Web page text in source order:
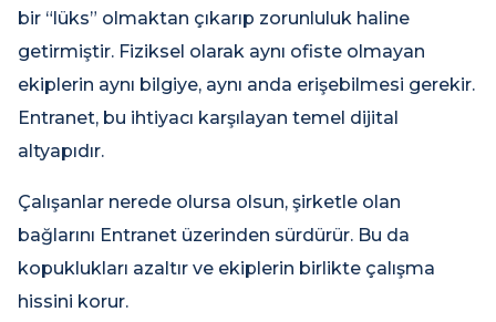
bir “lüks” olmaktan çıkarıp zorunluluk haline
getirmiştir. Fiziksel olarak aynı ofiste olmayan
ekiplerin aynı bilgiye, aynı anda erişebilmesi gerekir.
Entranet, bu ihtiyacı karşılayan temel dijital
altyapıdır.
Çalışanlar nerede olursa olsun, şirketle olan
bağlarını Entranet üzerinden sürdürür. Bu da
kopuklukları azaltır ve ekiplerin birlikte çalışma
hissini korur.